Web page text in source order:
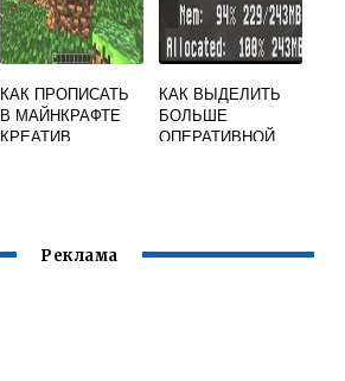
КАК ПРОПИСАТЬ
В МАЙНКРАФТЕ
КРЕАТИВ
КАК ВЫДЕЛИТЬ
БОЛЬШЕ
ОПЕРАТИВНОЙ
Реклама